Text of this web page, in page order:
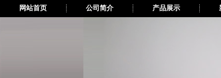
网站首页 公司简介 产品展示